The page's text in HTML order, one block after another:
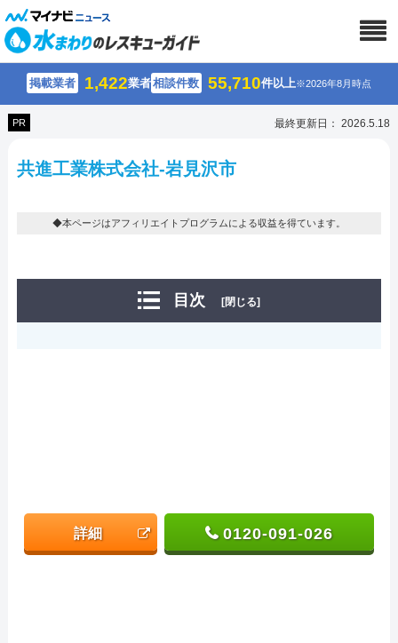
掲載業者 1,422業者相談件数 55,710件以上※2026年8月時点
PR 最終更新日： 2026.5.18
共進工業株式会社-岩見沢市
◆本ページはアフィリエイトプログラムによる収益を得ています。
目次 [閉じる]
詳細 0120-091-026